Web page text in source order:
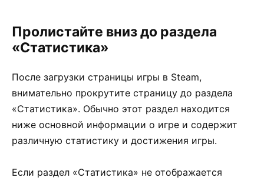
Пролистайте вниз до раздела
«Статистика»
После загрузки страницы игры в Steam,
внимательно прокрутите страницу до раздела
«Статистика». Обычно этот раздел находится
ниже основной информации о игре и содержит
различную статистику и достижения игры.
Если раздел «Статистика» не отображается